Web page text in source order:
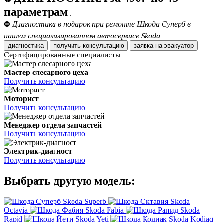
параметрам .
⛔ Диагностика в подарок при ремонте Шкода Суперб в
нашем специализированном автосервисе Skoda
диагностика получить консультацию заявка на эвакуатор
Сертифицированные специалисты
Мастер слесарного цеха
Получить консультацию
Моторист
Получить консультацию
Менеджер отдела запчастей
Получить консультацию
Электрик-диагност
Получить консультацию
Выбрать другую модель:
Skoda Superb
Skoda
Octavia
Skoda Fabia
Skoda
Rapid
Skoda Yeti
Skoda Kodiaq